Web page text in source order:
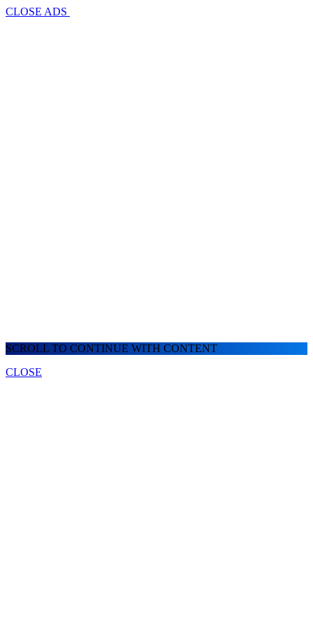
CLOSE ADS
SCROLL TO CONTINUE WITH CONTENT
CLOSE